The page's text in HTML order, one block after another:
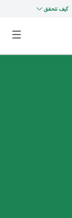
كيف تتحقق